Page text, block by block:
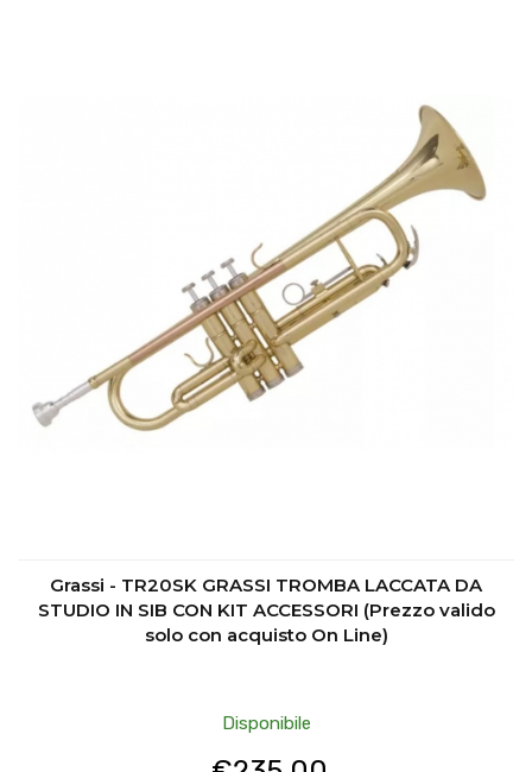
Grassi - TR20SK GRASSI TROMBA LACCATA DA
STUDIO IN SIB CON KIT ACCESSORI (Prezzo valido
solo con acquisto On Line)
Disponibile